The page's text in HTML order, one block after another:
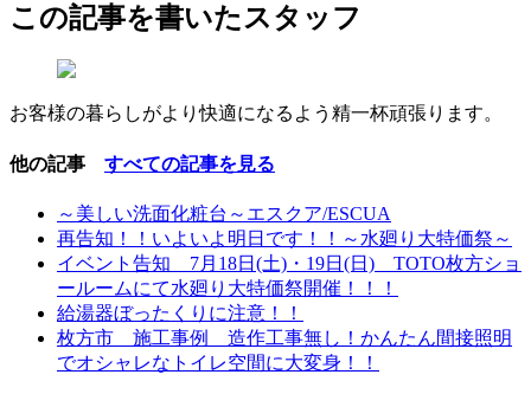
この記事を書いたスタッフ
お客様の暮らしがより快適になるよう精一杯頑張ります。
他の記事 すべての記事を見る
～美しい洗面化粧台～エスクア/ESCUA
再告知！！いよいよ明日です！！～水廻り大特価祭～
イベント告知 7月18日(土)・19日(日) TOTO枚方ショ
ールームにて水廻り大特価祭開催！！！
給湯器ぼったくりに注意！！
枚方市 施工事例 造作工事無し！かんたん間接照明
でオシャレなトイレ空間に大変身！！